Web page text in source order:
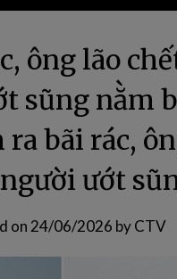
ông lão
sũng nằm
bãi rác,
ướt
on 24/06/2026 byCTV